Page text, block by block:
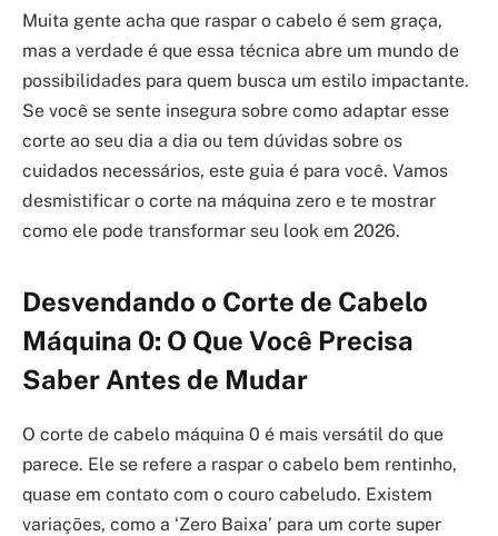
Muita gente acha que raspar o cabelo é sem graça,
mas a verdade é que essa técnica abre um mundo de
possibilidades para quem busca um estilo impactante.
Se você se sente insegura sobre como adaptar esse
corte ao seu dia a dia ou tem dúvidas sobre os
cuidados necessários, este guia é para você. Vamos
desmistificar o corte na máquina zero e te mostrar
como ele pode transformar seu look em 2026.
Desvendando o Corte de Cabelo
Máquina 0: O Que Você Precisa
Saber Antes de Mudar
O corte de cabelo máquina 0 é mais versátil do que
parece. Ele se refere a raspar o cabelo bem rentinho,
quase em contato com o couro cabeludo. Existem
variações, como a ‘Zero Baixa’ para um corte super